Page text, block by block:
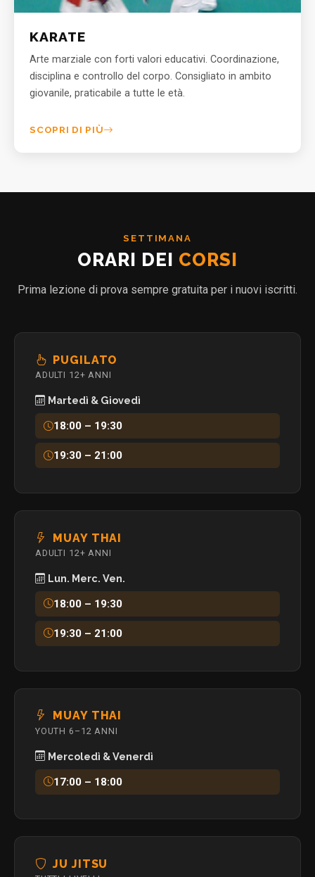
KARATE
Arte marziale con forti valori educativi. Coordinazione,
disciplina e controllo del corpo. Consigliato in ambito
giovanile, praticabile a tutte le età.
SCOPRI DI PIÙ
SETTIMANA
ORARI DEI CORSI
Prima lezione di prova sempre gratuita per i nuovi iscritti.
PUGILATO
ADULTI 12+ ANNI
Martedì & Giovedì
18:00 – 19:30
19:30 – 21:00
MUAY THAI
ADULTI 12+ ANNI
Lun. Merc. Ven.
18:00 – 19:30
19:30 – 21:00
MUAY THAI
YOUTH 6–12 ANNI
Mercoledì & Venerdì
17:00 – 18:00
JU JITSU